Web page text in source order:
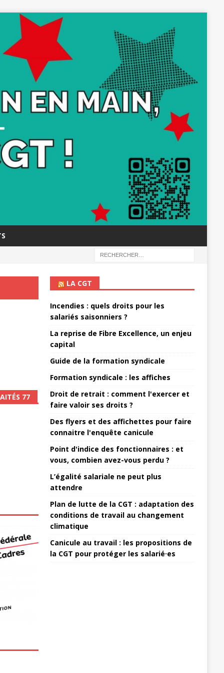
77
LA CGT
Incendies : quels droits pour les
salariés saisonniers ?
La reprise de Fibre Excellence, un enjeu
capital
Guide de la formation syndicale
Formation syndicale : les affiches
Droit de retrait : comment l'exercer et
faire valoir ses droits ?
Des flyers et des affichettes pour faire
connaitre l'enquête canicule
Point d'indice des fonctionnaires : et
vous, combien avez-vous perdu ?
L’égalité salariale ne peut plus
attendre
Plan de lutte de la CGT : adaptation des
conditions de travail au changement
climatique
Canicule au travail : les propositions de
la CGT pour protéger les salarié·es